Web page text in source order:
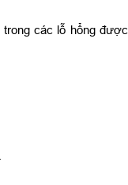
các lỗ hổng